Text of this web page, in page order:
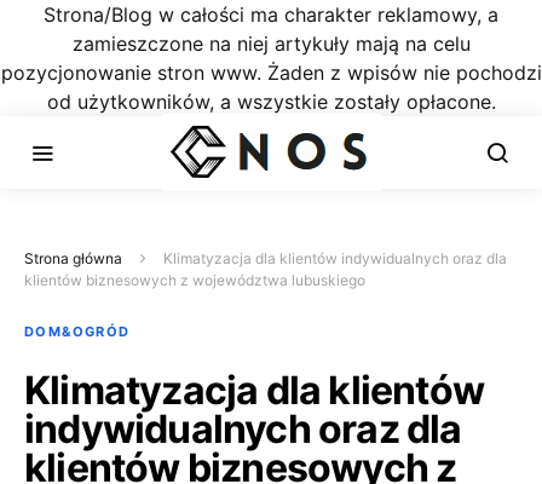
Strona/Blog w całości ma charakter reklamowy, a
zamieszczone na niej artykuły mają na celu
pozycjonowanie stron www. Żaden z wpisów nie pochodzi
od użytkowników, a wszystkie zostały opłacone.
Strona główna
Klimatyzacja dla klientów indywidualnych oraz dla
klientów biznesowych z województwa lubuskiego
DOM&OGRÓD
Klimatyzacja dla klientów
indywidualnych oraz dla
klientów biznesowych z